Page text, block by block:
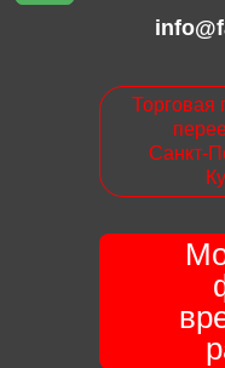
Торговая
Санкт-